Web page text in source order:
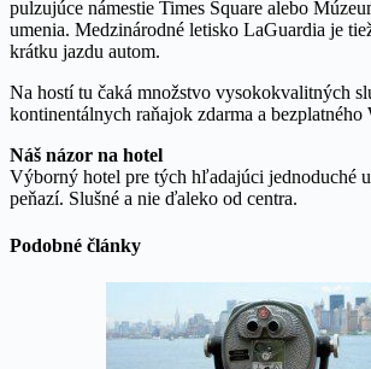
pulzujúce námestie Times Square alebo
umenia. Medzinárodné letisko LaGuardia je
krátku jazdu autom.
Na hostí tu čaká množstvo vysokokvalitných
kontinentálnych raňajok zdarma a
Náš názor na hotel
Výborný hotel pre tých hľadajúci jednoduché
peňazí. Slušné a nie ďaleko od centra.
Podobné články